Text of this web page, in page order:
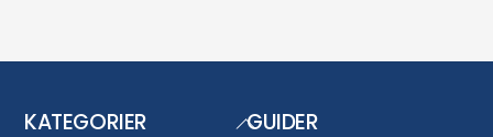
Back
KATEGORIER GUIDER